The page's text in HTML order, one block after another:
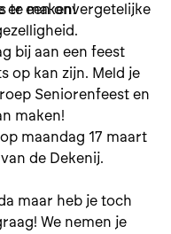
te maken!
er een onvergetelijke
bij aan een feest
op kan zijn. Meld je
Seniorenfeest en
maken!
maandag 17 maart
de Dekenij.
maar heb je toch
We nemen je